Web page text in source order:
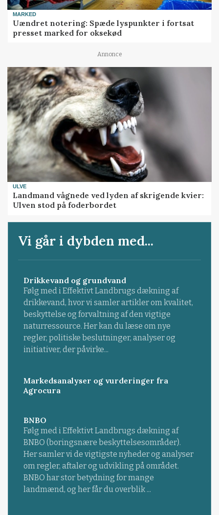
MARKED
Uændret notering: Spæde lyspunkter i fortsat
presset marked for oksekød
Annonce
ULVE
Landmand vågnede ved lyden af skrigende kvier:
Ulven stod på foderbordet
Vi går i dybden med...
Drikkevand og grundvand
Følg med i Effektivt Landbrugs dækning af
drikkevand, hvor vi samler artikler om kvalitet,
beskyttelse og forvaltning af den vigtige
naturressource. Her kan du læse om nye
regler, politiske beslutninger, analyser og
initiativer, der påvirke...
Markedsanalyser og vurderinger fra
Agrocura
BNBO
Følg med i Effektivt Landbrugs dækning af
BNBO (boringsnære beskyttelsesområder).
Her samler vi de vigtigste nyheder og analyser
om regler, aftaler og udvikling på området.
BNBO har stor betydning for mange
landmænd, og her får du overblik ...